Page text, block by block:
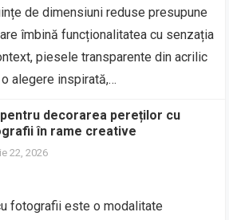
de dimensiuni reduse presupune
îmbină funcționalitatea cu senzația
piesele transparente din acrilic
alegere inspirată,…
decorarea pereților cu
în rame creative
22, 2026
fotografii este o modalitate